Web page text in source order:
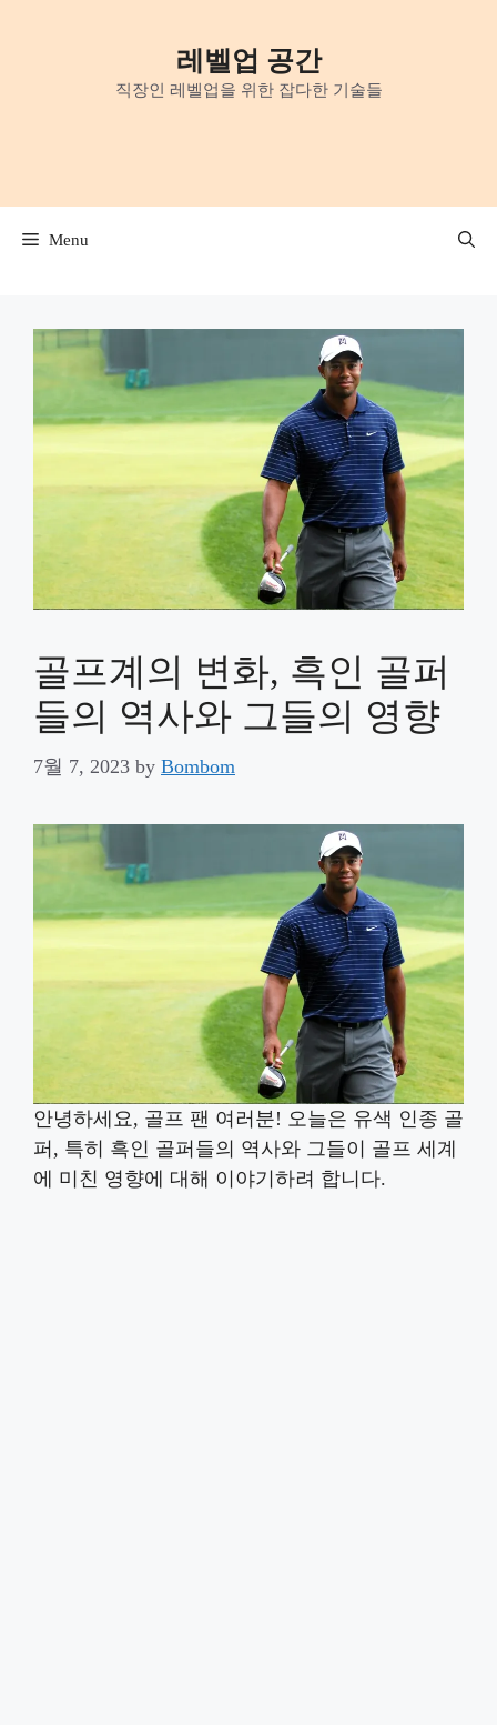
레벨업 공간
직장인 레벨업을 위한 잡다한 기술들
Menu
골프계의 변화, 흑인 골퍼
들의 역사와 그들의 영향
7월 7, 2023 by Bombom
안녕하세요, 골프 팬 여러분! 오늘은 유색 인종 골
퍼, 특히 흑인 골퍼들의 역사와 그들이 골프 세계
에 미친 영향에 대해 이야기하려 합니다.